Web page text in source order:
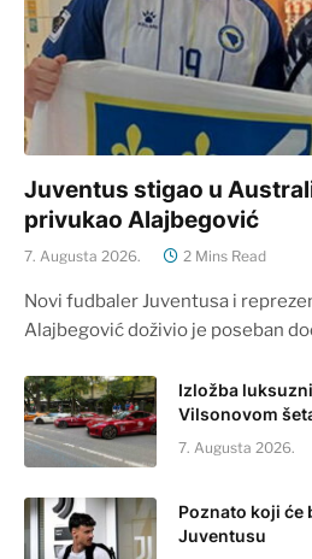
Juventus stigao u
privukao Alajbegović
7. Augusta 2026. 2 Mins Read
Novi fudbaler Juventusa i
Alajbegović doživio je poseban
Izložba
Vilsonovom
7. Augusta 2026.
Poznato koji će
Juventusu